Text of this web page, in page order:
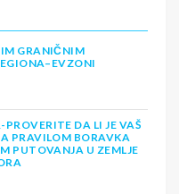
GRANIČNIM
DA LI JE VAŠ
PRAVILOM BORAVKA
PUTOVANJA U ZEMLJE